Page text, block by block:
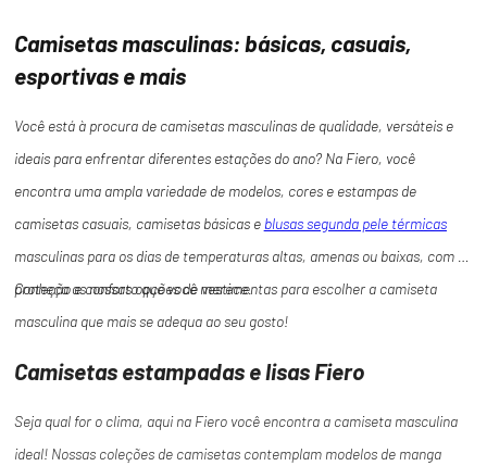
Camisetas masculinas: básicas, casuais,
esportivas e mais
Você está à procura de camisetas masculinas de qualidade, versáteis e
ideais para enfrentar diferentes estações do ano? Na Fiero, você
encontra uma ampla variedade de modelos, cores e estampas de
camisetas casuais, camisetas básicas e blusas segunda pele térmicas
masculinas para os dias de temperaturas altas, amenas ou baixas, com a
proteção e conforto que você merece.
Conheça as nossas opções de vestimentas para escolher a camiseta
masculina que mais se adequa ao seu gosto!
Camisetas estampadas e lisas Fiero
Seja qual for o clima, aqui na Fiero você encontra a camiseta masculina
ideal! Nossas coleções de camisetas contemplam modelos de manga